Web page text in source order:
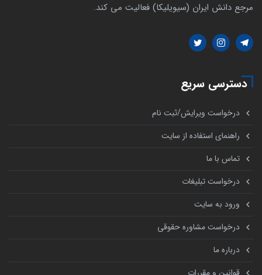
مرجع دانش ایران (سیویلیکا) فعالیت می کند.
دسترسی سریع
درخواست ویرایش/ثبت نام
راهنمای استفاده از سایت
تماس با ما
درخواست تبلیغات
ورود به سایت
درخواست مشاوره حقوقی
درباره ما